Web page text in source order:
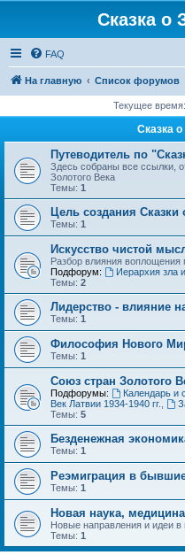
Сказка о
FAQ
На главную Список форумов
Текущее
Сказка
Путеводитель по
Здесь собраны все ссылки,
Золотого Века
Темы: 1
Цель создания
Темы: 1
Искусство чистой
Разбор влияния
Подфорум:
Иерархия зла
Темы: 2
Лидерство - влияние
Темы: 1
Философия Нового
Темы: 1
Cоюз стран Золотого
Подфорумы: Календарь и
Век Латвии 1934-1940 гг.
Темы: 5
Безденежная
Темы: 1
Реэмиграция в
Темы: 1
Новая наука,
Новые направления и идеи в
Темы: 1